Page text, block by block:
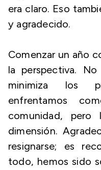
era claro. Eso
y agradecido.
Comenzar un año
la perspectiva.
minimiza los
enfrentamos
comunidad,
dimensión.
resignarse; es
todo, hemos sido